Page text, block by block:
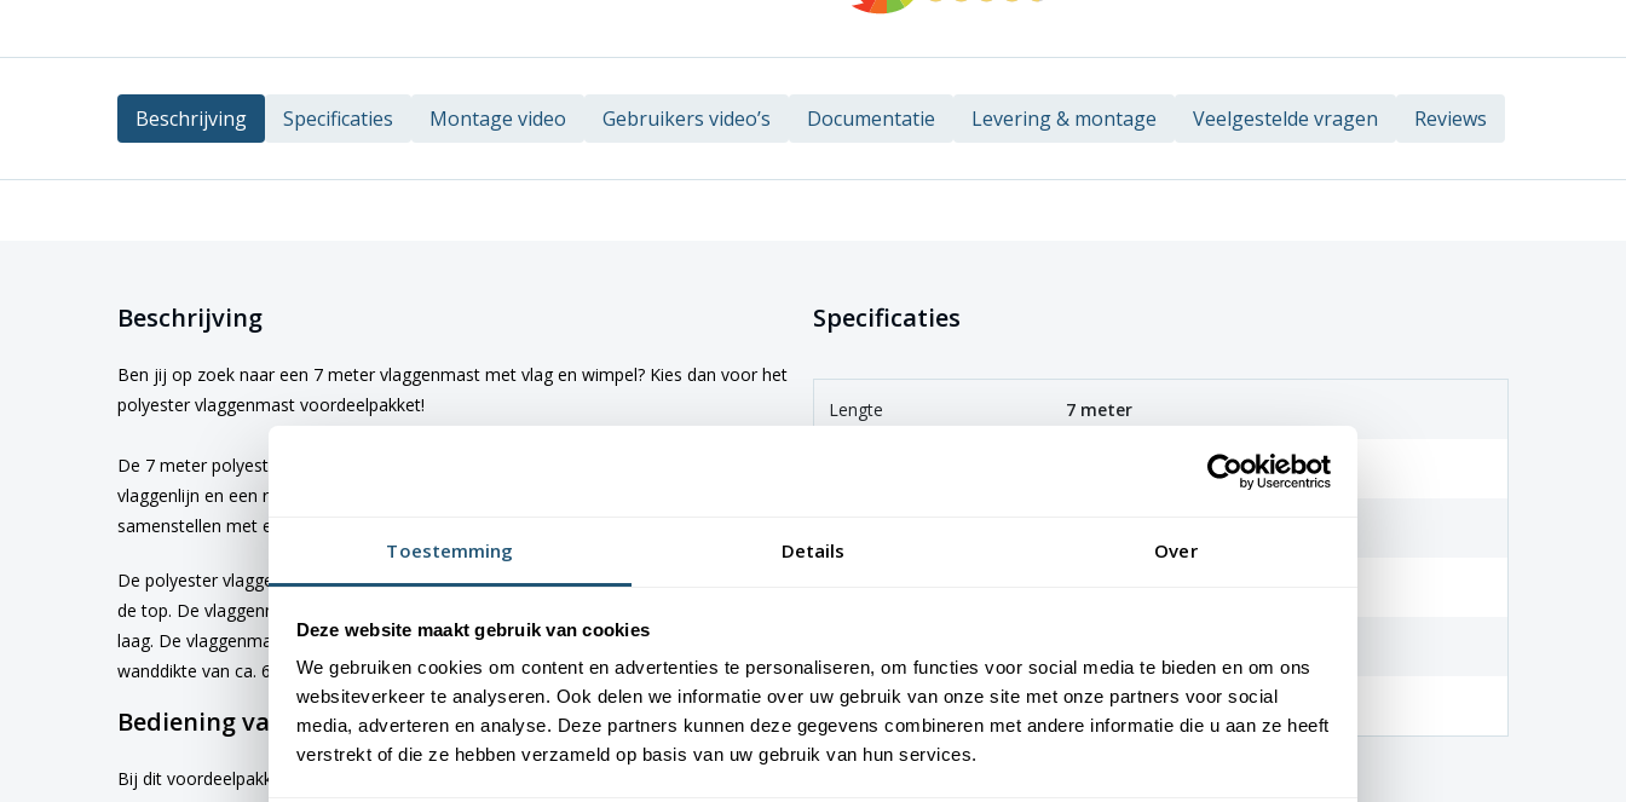
Toestemming Details Over
Deze website maakt gebruik van cookies
We gebruiken cookies om content en advertenties te personaliseren, om functies voor social media te bieden en om ons
websiteverkeer te analyseren. Ook delen we informatie over uw gebruik van onze site met onze partners voor social
media, adverteren en analyse. Deze partners kunnen deze gegevens combineren met andere informatie die u aan ze heeft
verstrekt of die ze hebben verzameld op basis van uw gebruik van hun services.
Beschrijving Specificaties Montage video Gebruikers video’s Documentatie Levering & montage Veelgestelde vragen Reviews
Beschrijving
Ben jij op zoek naar een 7 meter vlaggenmast met vlag en wimpel? Kies dan voor het
polyester vlaggenmast voordeelpakket!
De 7 meter polyester vlaggenmast is standaard voorzien van een kantelanker,
vlaggenlijn en een roterende mastknop naar keuze. Je kan de vlaggenmast zelf
samenstellen met een uitwendige of inwendige vlaggenlijn.
De polyester vlaggenmast 7 meter heeft een conisch verloop van 115mm naar 65mm in
de top. De vlaggenmast is voorzien van een sterke UV-coating en een extra glasvezel
laag. De vlaggenmast kenmerkt zich met een mal-naad van boven naar beneden en een
wanddikte van ca. 6mm. De mast is geproduceerd onder ISO 9001 & 14001.
Bediening van de 7 meter polyester vlaggenmast
Bij dit voordeelpakket heb je keuze uit 3 verschillende bedieningsmogelijkheden.
Specificaties
Lengte 7 meter
Garantie 15 jaar breukgarantie